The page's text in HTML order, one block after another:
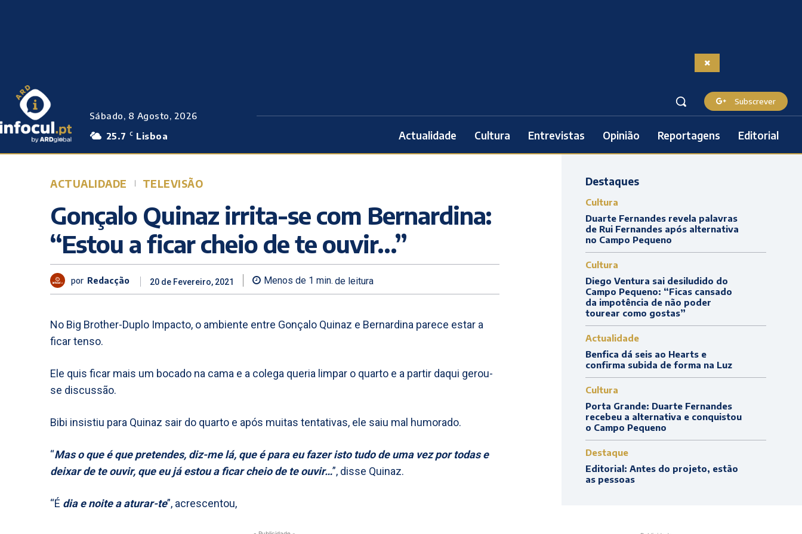
Sábado, 8 Agosto, 2026
25.7
C Lisboa
Subscrever
Actualidade Cultura Entrevistas Opinião Reportagens Editorial
ACTUALIDADE TELEVISÃO
Gonçalo Quinaz irrita-se com Bernardina:
“Estou a ficar cheio de te ouvir…”
por Redacção 20 de Fevereiro, 2021 Menos de 1 min. de leitura
No Big Brother-Duplo Impacto, o ambiente entre Gonçalo Quinaz e Bernardina parece estar a
ficar tenso.
Ele quis ficar mais um bocado na cama e a colega queria limpar o quarto e a partir daqui gerou-
se discussão.
Bibi insistiu para Quinaz sair do quarto e após muitas tentativas, ele saiu mal humorado.
“Mas o que é que pretendes, diz-me lá, que é para eu fazer isto tudo de uma vez por todas e
deixar de te ouvir, que eu já estou a ficar cheio de te ouvir…”, disse Quinaz.
“É dia e noite a aturar-te”, acrescentou,
Destaques
Cultura
Duarte Fernandes revela palavras
de Rui Fernandes após alternativa
no Campo Pequeno
Cultura
Diego Ventura sai desiludido do
Campo Pequeno: “Ficas cansado
da impotência de não poder
tourear como gostas”
Actualidade
Benfica dá seis ao Hearts e
confirma subida de forma na Luz
Cultura
Porta Grande: Duarte Fernandes
recebeu a alternativa e conquistou
o Campo Pequeno
Destaque
Editorial: Antes do projeto, estão
as pessoas